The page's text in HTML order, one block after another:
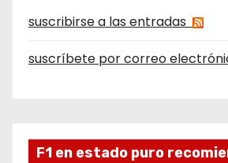
suscribirse a las entradas
suscríbete por correo
F1 en estado puro